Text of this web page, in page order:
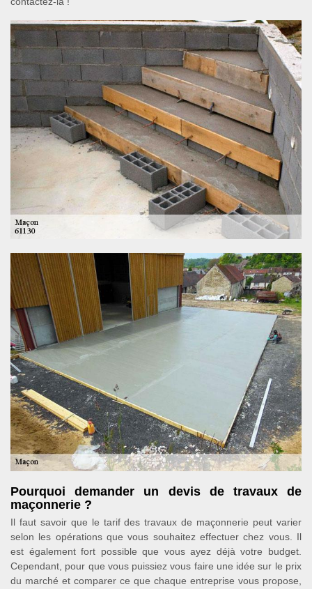
Pourquoi demander un devis de travaux de
maçonnerie ?
Il faut savoir que le tarif des travaux de maçonnerie peut varier
selon les opérations que vous souhaitez effectuer chez vous. Il
est également fort possible que vous ayez déjà votre budget.
Cependant, pour que vous puissiez vous faire une idée sur le prix
du marché et comparer ce que chaque entreprise vous propose,